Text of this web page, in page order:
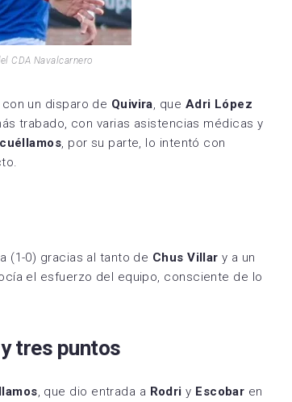
CDA Navalcarnero
un disparo de Quivira, que Adri López
trabado, con varias asistencias médicas y
, por su parte, lo intentó con
(1-0) gracias al tanto de Chus Villar y a un
el esfuerzo del equipo, consciente de lo
tres puntos
, que dio entrada a Rodri y Escobar en